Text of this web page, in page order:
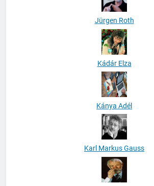
Jürgen Roth
Kádár Elza
Kánya Adél
Karl Markus Gauss